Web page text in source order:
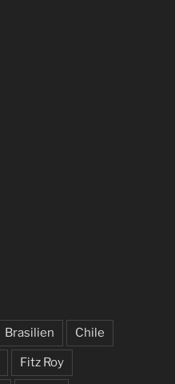
Brasilien Chile
Fitz Roy